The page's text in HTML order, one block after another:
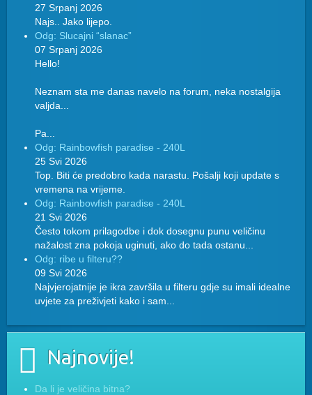
27 Srpanj 2026
Najs.. Jako lijepo.
Odg: Slucajni “slanac”
07 Srpanj 2026
Hello!
Neznam sta me danas navelo na forum, neka nostalgija
valjda...
Pa...
Odg: Rainbowfish paradise - 240L
25 Svi 2026
Top. Biti će predobro kada narastu. Pošalji koji update s
vremena na vrijeme.
Odg: Rainbowfish paradise - 240L
21 Svi 2026
Često tokom prilagodbe i dok dosegnu punu veličinu
nažalost zna pokoja uginuti, ako do tada ostanu...
Odg: ribe u filteru??
09 Svi 2026
Najvjerojatnije je ikra završila u filteru gdje su imali idealne
uvjete za preživjeti kako i sam...
Najnovije!
Da li je veličina bitna?